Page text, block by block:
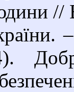
//